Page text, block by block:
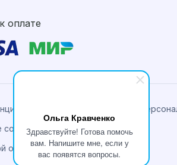
Ольга Кравченко
Здравствуйте! Готова помочь
вам. Напишите мне, если у
вас появятся вопросы.
оплате
сбора и обработки
соглашение
оферты